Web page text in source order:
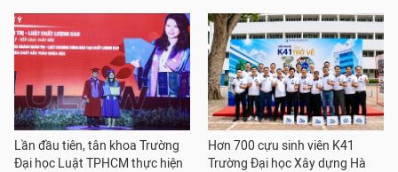
Lần đầu tiên, tân khoa Trường
Đại học Luật TPHCM thực hiện
Hơn 700 cựu sinh viên K41
Trường Đại học Xây dựng Hà